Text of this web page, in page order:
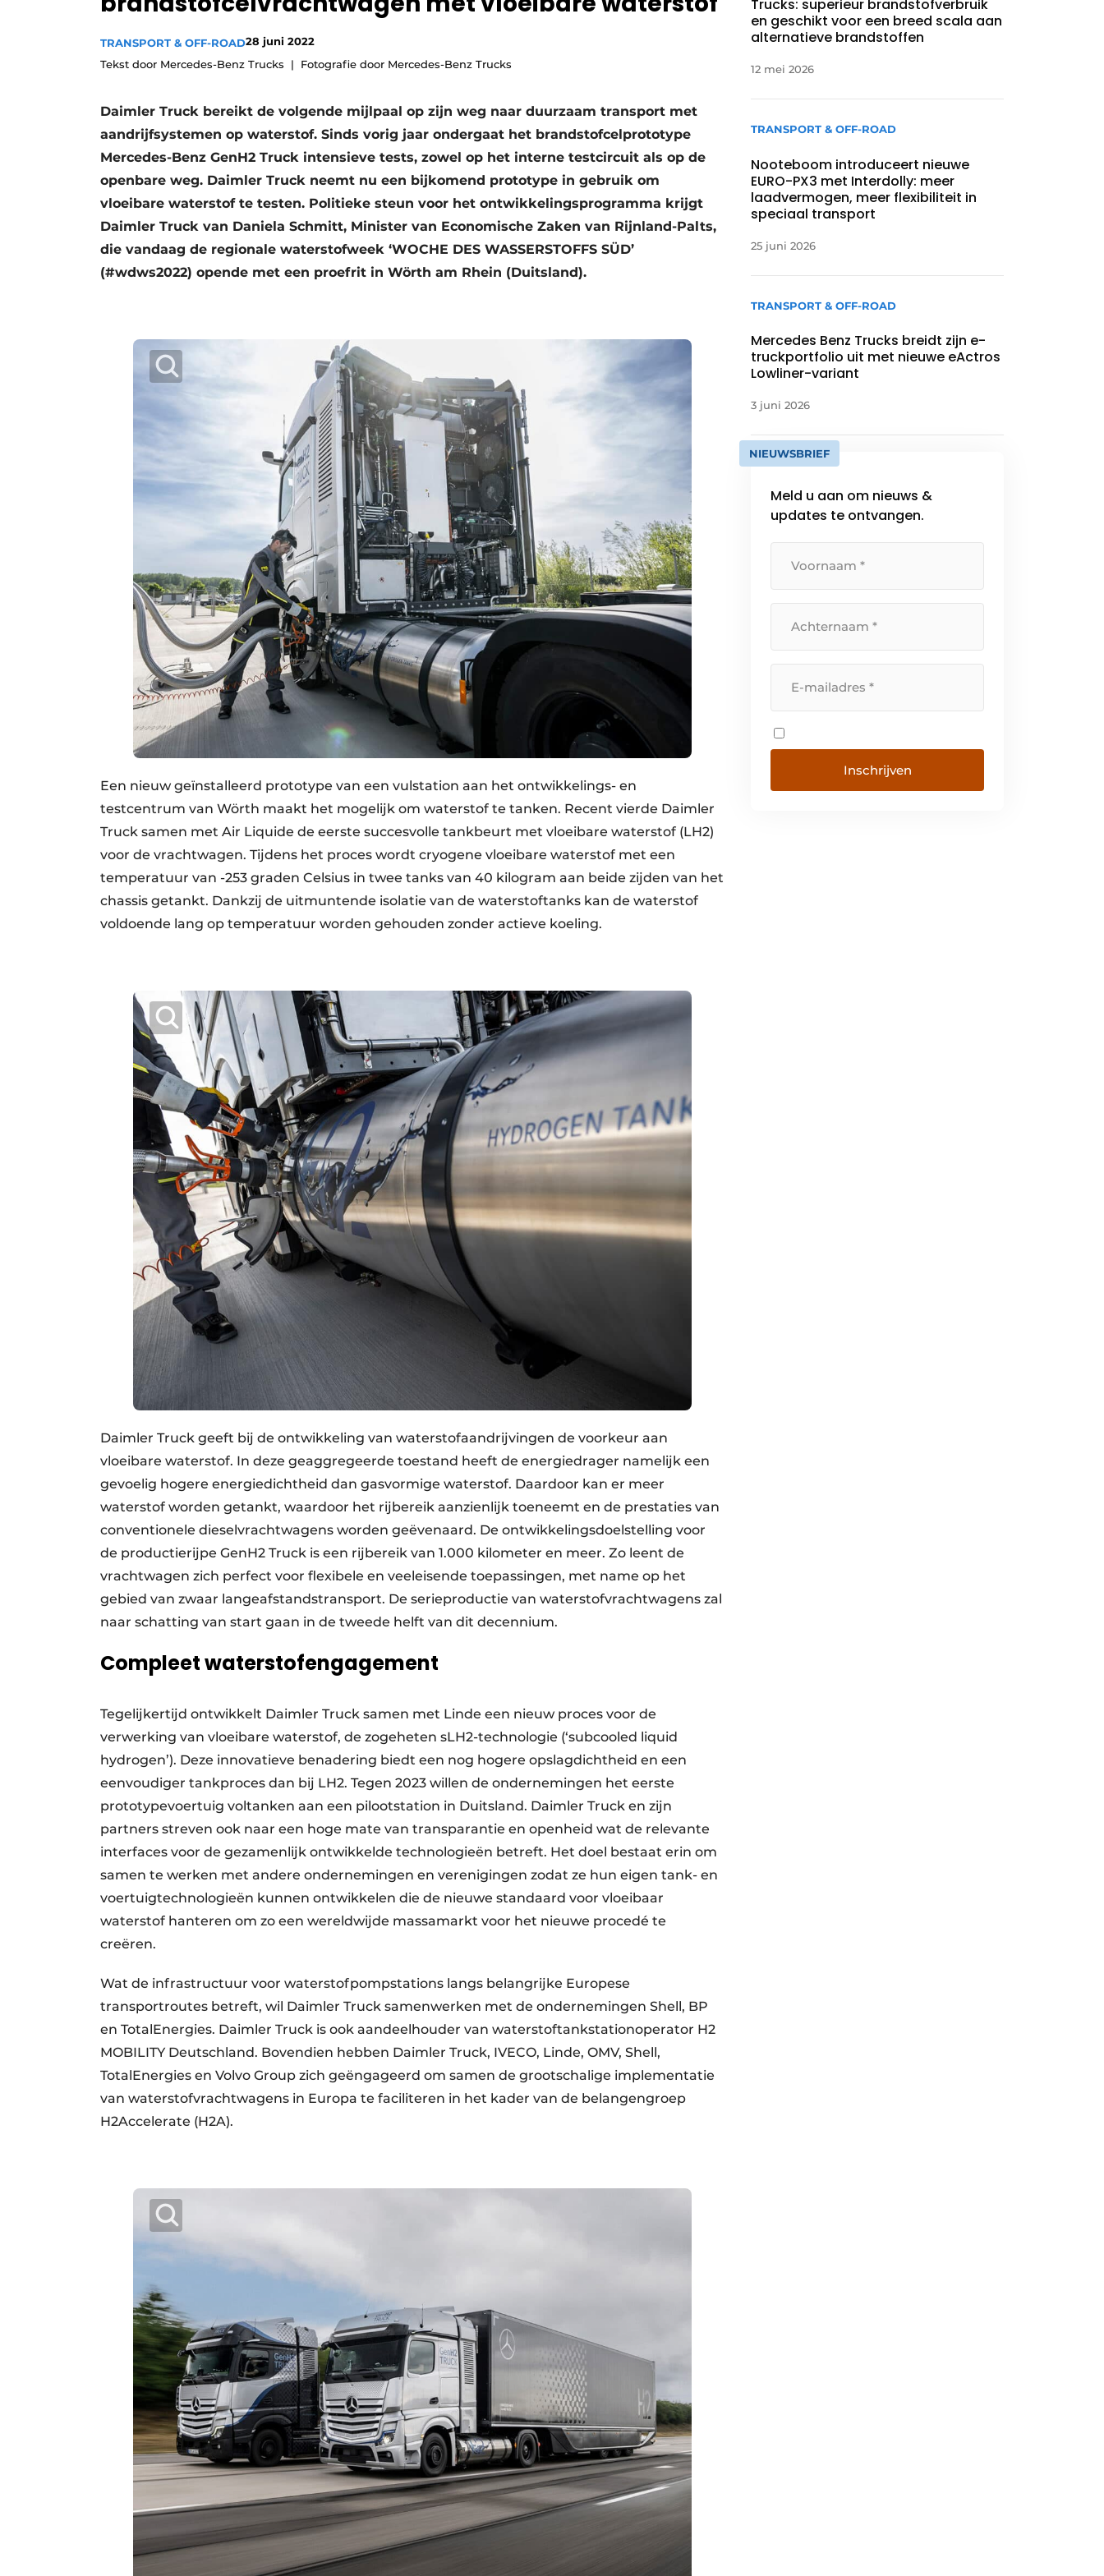
Vacatures
TRANSPORT & OFF-ROAD28 juni 2022
Tekst door Mercedes-Benz Trucks
Fotografie door Mercedes-Benz Trucks
Daimler Truck bereikt de volgende mijlpaal op zijn weg naar duurzaam transport met
aandrijfsystemen op waterstof. Sinds vorig jaar ondergaat het brandstofcelprototype
Mercedes-Benz GenH2 Truck intensieve tests, zowel op het interne testcircuit als op de
openbare weg. Daimler Truck neemt nu een bijkomend prototype in gebruik om
vloeibare waterstof te testen. Politieke steun voor het ontwikkelingsprogramma krijgt
Daimler Truck van Daniela Schmitt, Minister van Economische Zaken van Rijnland-Palts,
die vandaag de regionale waterstofweek ‘WOCHE DES WASSERSTOFFS SÜD’
(#wdws2022) opende met een proefrit in Wörth am Rhein (Duitsland).
Een nieuw geïnstalleerd prototype van een vulstation aan het ontwikkelings- en
testcentrum van Wörth maakt het mogelijk om waterstof te tanken. Recent vierde Daimler
Truck samen met Air Liquide de eerste succesvolle tankbeurt met vloeibare waterstof (LH2)
voor de vrachtwagen. Tijdens het proces wordt cryogene vloeibare waterstof met een
temperatuur van -253 graden Celsius in twee tanks van 40 kilogram aan beide zijden van het
chassis getankt. Dankzij de uitmuntende isolatie van de waterstoftanks kan de waterstof
voldoende lang op temperatuur worden gehouden zonder actieve koeling.
Daimler Truck geeft bij de ontwikkeling van waterstofaandrijvingen de voorkeur aan
vloeibare waterstof. In deze geaggregeerde toestand heeft de energiedrager namelijk een
gevoelig hogere energiedichtheid dan gasvormige waterstof. Daardoor kan er meer
waterstof worden getankt, waardoor het rijbereik aanzienlijk toeneemt en de prestaties van
conventionele dieselvrachtwagens worden geëvenaard. De ontwikkelingsdoelstelling voor
de productierijpe GenH2 Truck is een rijbereik van 1.000 kilometer en meer. Zo leent de
vrachtwagen zich perfect voor flexibele en veeleisende toepassingen, met name op het
gebied van zwaar langeafstandstransport. De serieproductie van waterstofvrachtwagens zal
naar schatting van start gaan in de tweede helft van dit decennium.
Compleet waterstofengagement
Tegelijkertijd ontwikkelt Daimler Truck samen met Linde een nieuw proces voor de
verwerking van vloeibare waterstof, de zogeheten sLH2-technologie (‘subcooled liquid
hydrogen’). Deze innovatieve benadering biedt een nog hogere opslagdichtheid en een
eenvoudiger tankproces dan bij LH2. Tegen 2023 willen de ondernemingen het eerste
prototypevoertuig voltanken aan een pilootstation in Duitsland. Daimler Truck en zijn
partners streven ook naar een hoge mate van transparantie en openheid wat de relevante
interfaces voor de gezamenlijk ontwikkelde technologieën betreft. Het doel bestaat erin om
samen te werken met andere ondernemingen en verenigingen zodat ze hun eigen tank- en
voertuigtechnologieën kunnen ontwikkelen die de nieuwe standaard voor vloeibaar
waterstof hanteren om zo een wereldwijde massamarkt voor het nieuwe procedé te
creëren.
Wat de infrastructuur voor waterstofpompstations langs belangrijke Europese
transportroutes betreft, wil Daimler Truck samenwerken met de ondernemingen Shell, BP
en TotalEnergies. Daimler Truck is ook aandeelhouder van waterstoftankstationoperator H2
MOBILITY Deutschland. Bovendien hebben Daimler Truck, IVECO, Linde, OMV, Shell,
TotalEnergies en Volvo Group zich geëngageerd om samen de grootschalige implementatie
van waterstofvrachtwagens in Europa te faciliteren in het kader van de belangengroep
H2Accelerate (H2A).
Trucks: superieur brandstofverbruik
en geschikt voor een breed scala aan
alternatieve brandstoffen
12 mei 2026
TRANSPORT & OFF-ROAD
Nooteboom introduceert nieuwe
EURO-PX3 met Interdolly: meer
laadvermogen, meer flexibiliteit in
speciaal transport
25 juni 2026
TRANSPORT & OFF-ROAD
Mercedes Benz Trucks breidt zijn e-
truckportfolio uit met nieuwe eActros
Lowliner-variant
3 juni 2026
NIEUWSBRIEF
Meld u aan om nieuws &
updates te ontvangen.